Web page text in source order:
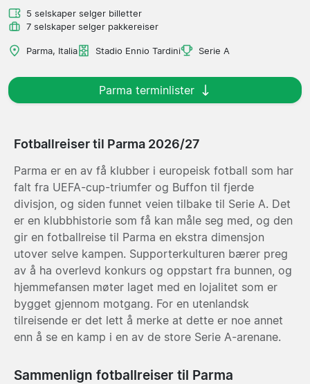
5 selskaper selger billetter
7 selskaper selger pakkereiser
Parma, Italia Stadio Ennio Tardini Serie A
Parma terminlister
Fotballreiser til Parma 2026/27
Parma er en av få klubber i europeisk fotball som har
falt fra UEFA-cup-triumfer og Buffon til fjerde
divisjon, og siden funnet veien tilbake til Serie A. Det
er en klubbhistorie som få kan måle seg med, og den
gir en fotballreise til Parma en ekstra dimensjon
utover selve kampen. Supporterkulturen bærer preg
av å ha overlevd konkurs og oppstart fra bunnen, og
hjemmefansen møter laget med en lojalitet som er
bygget gjennom motgang. For en utenlandsk
tilreisende er det lett å merke at dette er noe annet
enn å se en kamp i en av de store Serie A-arenane.
Sammenlign fotballreiser til Parma